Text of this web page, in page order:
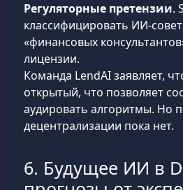
Регуляторные претензии.
классифицировать ИИ-
«финансовых
лицензии.
Команда LendAI заявляет,
открытый, что позволяет
аудировать алгоритмы. Но
децентрализации пока нет.
6. Будущее ИИ в